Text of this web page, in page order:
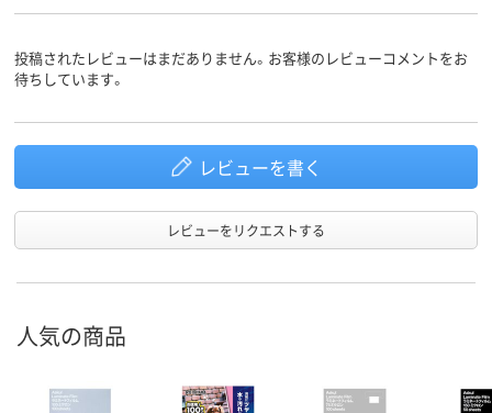
投稿されたレビューはまだありません。お客様のレビューコメントをお
待ちしています。
レビューを書く
レビューをリクエストする
人気の商品